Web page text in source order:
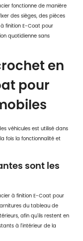
fonctionne de manière
des sièges, des pièces
finition E-Coat pour
quotidienne sans
en
pour
véhicules est utilisé dans
fois la fonctionnalité et
sont les
à finition E-Coat pour
du tableau de
afin qu'ils restent en
à l'intérieur de la